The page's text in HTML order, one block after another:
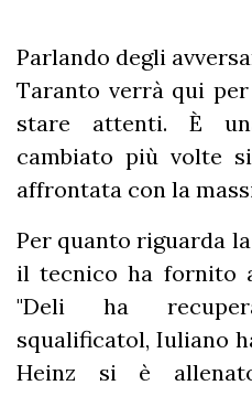
Parlando degli
Taranto verrà qui
stare attenti. È
cambiato più volte
affrontata con la
Per quanto riguarda
il tecnico ha fornito
"Deli ha
squalificatol, Iuliano
Heinz si è